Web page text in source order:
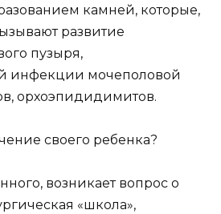
камней, которые,
развитие
пузыря,
инфекции мочеполовой
орхоэпидидимитов.
своего ребенка?
возникает вопрос о
«школа»,